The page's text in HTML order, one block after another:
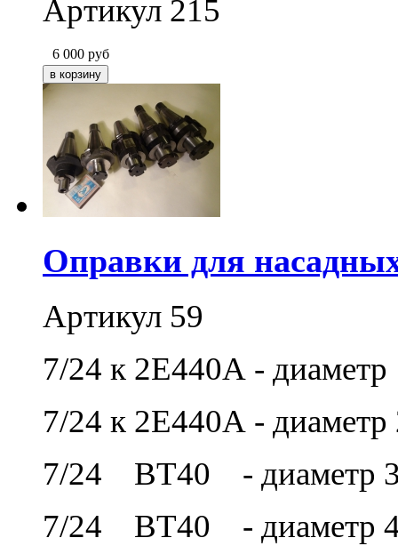
Артикул 215
6 000 руб
Оправки для
Артикул 59
7/24 к 2Е440А -
7/24 к 2Е440А -
7/24 ВТ40 - диаметр
7/24 ВТ40 - диаметр